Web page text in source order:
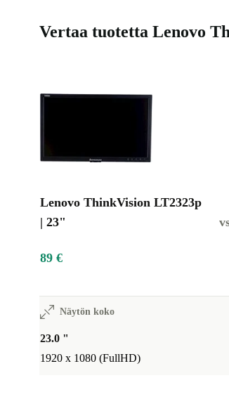
Vertaa tuotetta Lenovo
Lenovo ThinkVision LT2323p
| 23"
89 €
Näytön koko
23.0 "
1920 x 1080 (FullHD)